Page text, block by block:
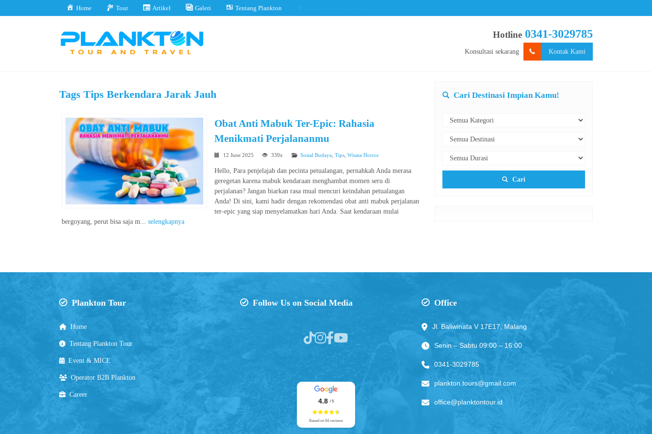
Home Tour Artikel Galeri Tentang Plankton
Hotline 0341-3029785
Konsultasi sekarang Kontak Kami
Tags Tips Berkendara Jarak Jauh
Obat Anti Mabuk Ter-Epic: Rahasia
Menikmati Perjalananmu
12 June 2025 339x Sosial Budaya Tips Wisata Horror
Hello, Para penjelajah dan pecinta petualangan, pernahkah Anda merasa
geregetan karena mabuk kendaraan menghambat momen seru di
perjalanan? Jangan biarkan rasa mual mencuri keindahan petualangan
Anda! Di sini, kami hadir dengan rekomendasi obat anti mabuk perjalanan
ter-epic yang siap menyelamatkan hari Anda. Saat kendaraan mulai
bergoyang, perut bisa saja m... selengkapnya
Cari Destinasi Impian Kamu!
Cari
Plankton Tour
Home
Tentang Plankton Tour
Event & MICE
Operator B2B Plankton
Career
Follow Us on Social Media
4.8 / 5
Based on 64 reviews
Office
Jl. Baliwinata V 17E17, Malang
Senin – Sabtu 09:00 – 16:00
0341-3029785
plankton.tours@gmail.com
office@planktontour.id